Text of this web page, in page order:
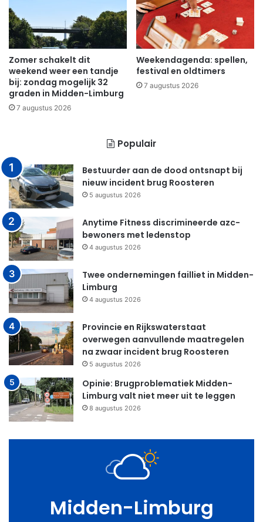
Zomer schakelt dit
weekend weer een tandje
bij: zondag mogelijk 32
graden in Midden-Limburg
7 augustus 2026
Weekendagenda: spellen,
festival en oldtimers
7 augustus 2026
Populair
Bestuurder aan de dood ontsnapt bij
nieuw incident brug Roosteren
5 augustus 2026
Anytime Fitness discrimineerde azc-
bewoners met ledenstop
4 augustus 2026
Twee ondernemingen failliet in Midden-
Limburg
4 augustus 2026
Provincie en Rijkswaterstaat
overwegen aanvullende maatregelen
na zwaar incident brug Roosteren
5 augustus 2026
Opinie: Brugproblematiek Midden-
Limburg valt niet meer uit te leggen
8 augustus 2026
Midden-Limburg